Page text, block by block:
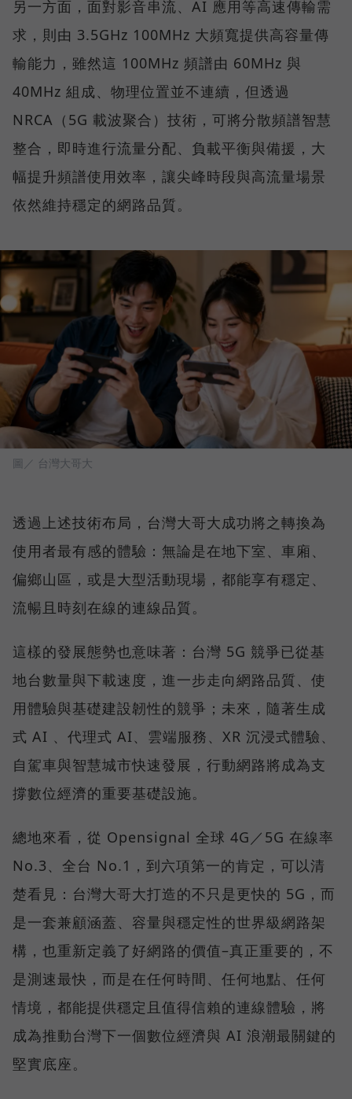
另一方面，面對影音串流、AI 應用等高速傳輸需
求，則由 3.5GHz 100MHz 大頻寬提供高容量傳
輸能力，雖然這 100MHz 頻譜由 60MHz 與
40MHz 組成、物理位置並不連續，但透過
NRCA（5G 載波聚合）技術，可將分散頻譜智慧
整合，即時進行流量分配、負載平衡與備援，大
幅提升頻譜使用效率，讓尖峰時段與高流量場景
依然維持穩定的網路品質。
圖／ 台灣大哥大
透過上述技術布局，台灣大哥大成功將之轉換為
使用者最有感的體驗：無論是在地下室、車廂、
偏鄉山區，或是大型活動現場，都能享有穩定、
流暢且時刻在線的連線品質。
這樣的發展態勢也意味著：台灣 5G 競爭已從基
地台數量與下載速度，進一步走向網路品質、使
用體驗與基礎建設韌性的競爭；未來，隨著生成
式 AI 、代理式 AI、雲端服務、XR 沉浸式體驗、
自駕車與智慧城市快速發展，行動網路將成為支
撐數位經濟的重要基礎設施。
總地來看，從 Opensignal 全球 4G／5G 在線率
No.3、全台 No.1，到六項第一的肯定，可以清
楚看見：台灣大哥大打造的不只是更快的 5G，而
是一套兼顧涵蓋、容量與穩定性的世界級網路架
構，也重新定義了好網路的價值–真正重要的，不
是測速最快，而是在任何時間、任何地點、任何
情境，都能提供穩定且值得信賴的連線體驗，將
成為推動台灣下一個數位經濟與 AI 浪潮最關鍵的
堅實底座。